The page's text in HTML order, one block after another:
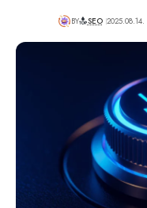
BY SEO 2025.08.14.